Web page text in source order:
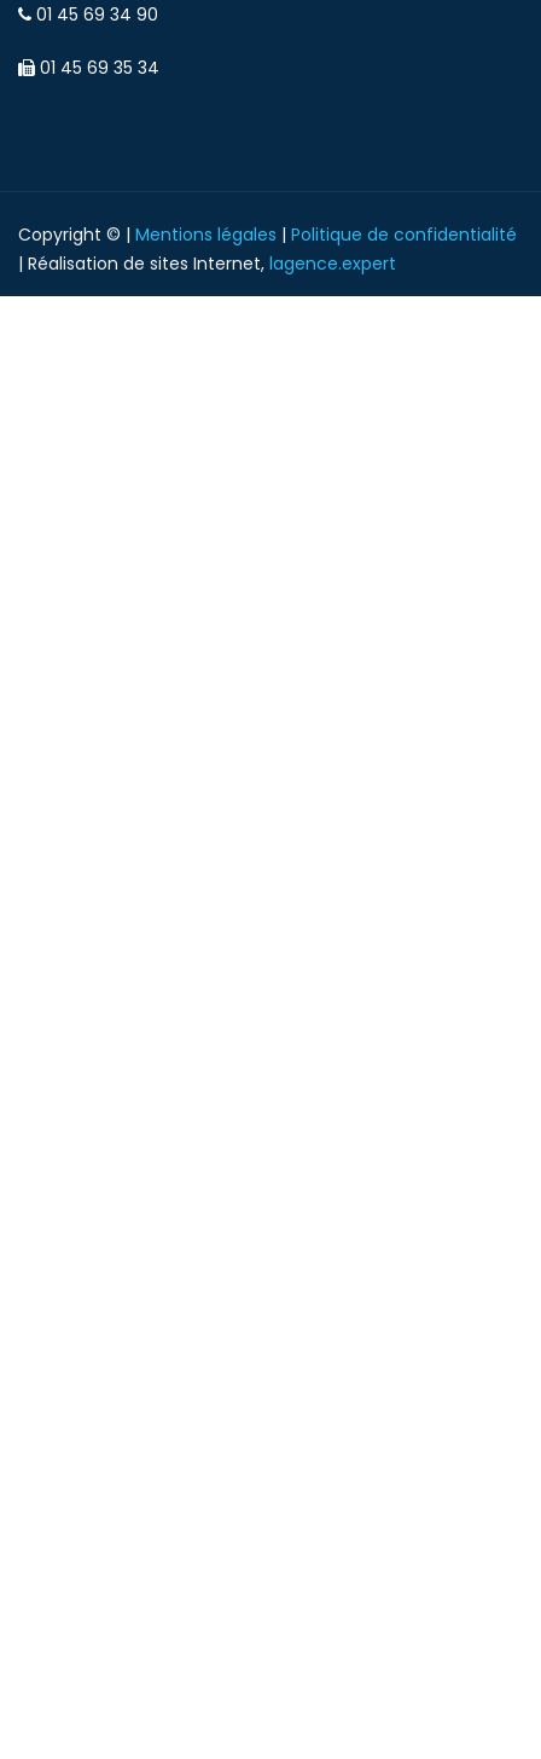
01 45 69 34 90
01 45 69 35 34
Copyright © | Mentions légales | Politique de confidentialité
| Réalisation de sites Internet, lagence.expert